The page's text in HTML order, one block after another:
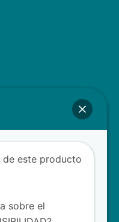
de este producto
sobre el